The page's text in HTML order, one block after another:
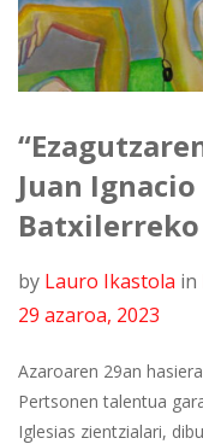
Juan
by Lauro Ikastola in
29 azaroa, 2023
Azaroaren 29an
Pertsonen talentua
Iglesias zientzialari,